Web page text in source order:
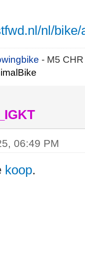
nl/
- M5
06:49 PM
koop.